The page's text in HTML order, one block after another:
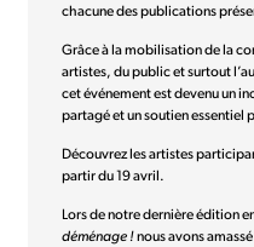
chacune des publications
Grâce à la mobilisation de la
artistes, du public et surtout
cet événement est devenu un
partagé et un soutien essentiel
Découvrez les artistes
partir du 19 avril.
Lors de notre dernière édition
déménage ! nous avons